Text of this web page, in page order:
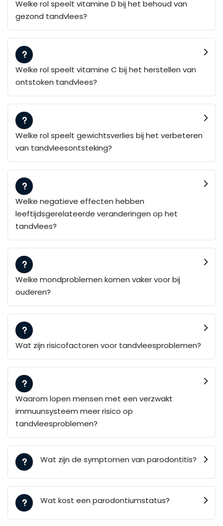
Welke rol speelt vitamine D bij het behoud van
gezond tandvlees?
Welke rol speelt vitamine C bij het herstellen van
ontstoken tandvlees?
Welke rol speelt gewichtsverlies bij het verbeteren
van tandvleesontsteking?
Welke negatieve effecten hebben
leeftijdsgerelateerde veranderingen op het
tandvlees?
Welke mondproblemen komen vaker voor bij
ouderen?
Wat zijn risicofactoren voor tandvleesproblemen?
Waarom lopen mensen met een verzwakt
immuunsysteem meer risico op
tandvleesproblemen?
Wat zijn de symptomen van parodontitis?
Wat kost een parodontiumstatus?